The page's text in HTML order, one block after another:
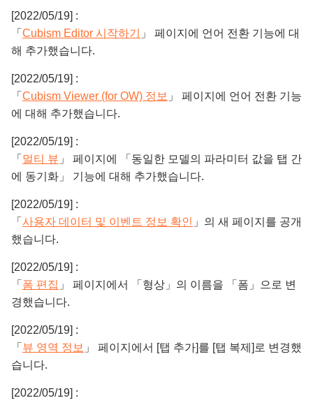
[2022/05/19] :
「 Cubism Editor 시작하기
」 페이지에 언어 전환 기능에 대
해 추가했습니다.
[2022/05/19] :
「 Cubism Viewer (for OW) 정보 」 페이지에 언어 전환 기능
에 대해 추가했습니다.
[2022/05/19] :
「 멀티 뷰 」 페이지에 「동일한 모델의 파라미터 값을 탭 간
에 동기화」 기능에 대해 추가했습니다.
[2022/05/19] :
「 사용자 데이터 및 이벤트 정보 확인 」의 새 페이지를 공개
했습니다.
[2022/05/19] :
「 폼 편집 」 페이지에서 「형상」의 이름을 「폼」으로 변
경했습니다.
[2022/05/19] :
「 뷰 영역 정보 」 페이지에서 [탭 추가]를 [탭 복제]로 변경했
습니다.
[2022/05/19] :